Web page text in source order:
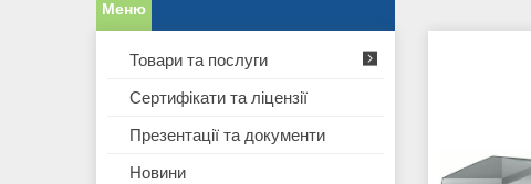
Товари та послуги
Сертифікати та ліцензії
Презентації та документи
Новини